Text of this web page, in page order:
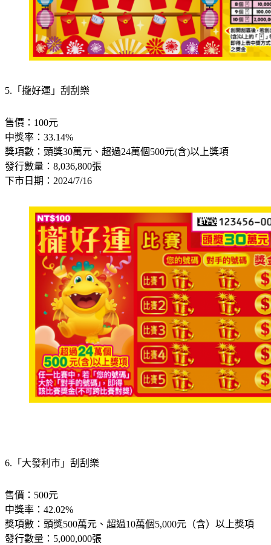
5.「攏好運」刮刮樂
售價：100元
中獎率：33.14%
獎項數：頭獎30萬元、超過24萬個500元(含)以上獎項
發行數量：8,036,800張
下市日期：2024/7/16
6.「大發利市」刮刮樂
售價：500元
中獎率：42.02%
獎項數：頭獎500萬元、超過10萬個5,000元（含）以上獎項
發行數量：5,000,000張